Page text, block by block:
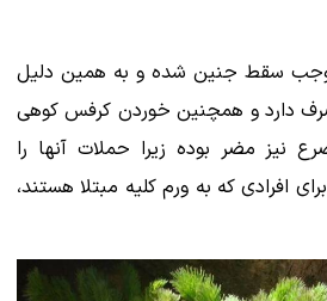
سقط جنین شده و به همین دلیل
دارد و همچنین خوردن کرفس کوهی
نیز مضر بوده زیرا حملات آنها را
افرادی که به ورم کلیه مبتلا هستند،